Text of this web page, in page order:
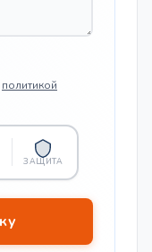
политикой
ЗАЩИТА